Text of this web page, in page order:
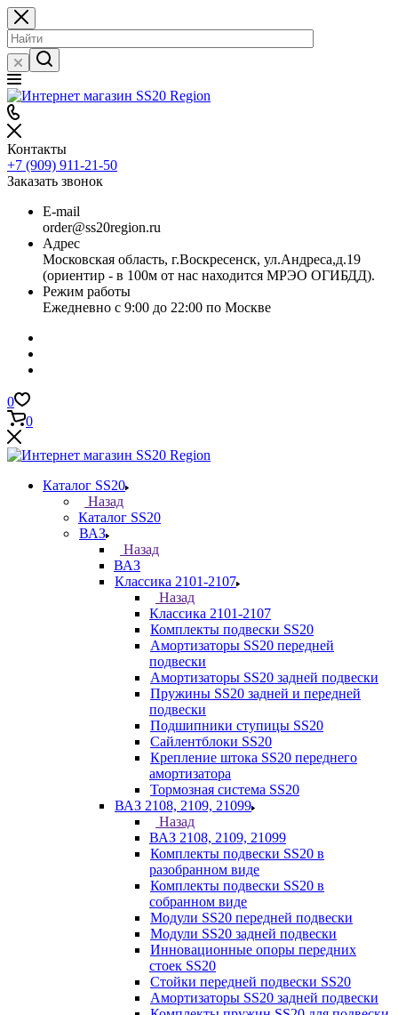
Контакты
+7 (909) 911-21-50
Заказать звонок
E-mail
order@ss20region.ru
Адрес
Московская область, г.Воскресенск, ул.Андреса,д.19
(ориентир - в 100м от нас находится МРЭО ОГИБДД).
Режим работы
Ежедневно с 9:00 до 22:00 по Москве
0
0
Каталог SS20
Назад
Каталог SS20
ВАЗ
Назад
ВАЗ
Классика 2101-2107
Назад
Классика 2101-2107
Комплекты подвески SS20
Амортизаторы SS20 передней
подвески
Амортизаторы SS20 задней подвески
Пружины SS20 задней и передней
подвески
Подшипники ступицы SS20
Сайлентблоки SS20
Крепление штока SS20 переднего
амортизатора
Тормозная система SS20
ВАЗ 2108, 2109, 21099
Назад
ВАЗ 2108, 2109, 21099
Комплекты подвески SS20 в
разобранном виде
Комплекты подвески SS20 в
собранном виде
Модули SS20 передней подвески
Модули SS20 задней подвески
Инновационные опоры передних
стоек SS20
Стойки передней подвески SS20
Амортизаторы SS20 задней подвески